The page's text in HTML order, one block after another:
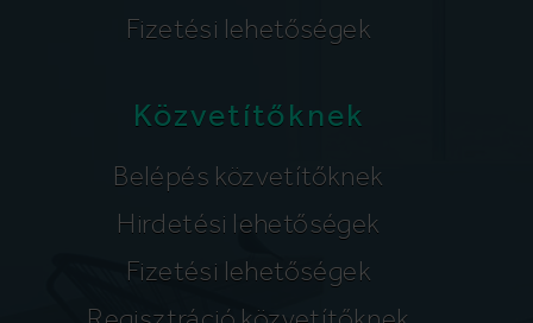
Fizetési lehetőségek
Közvetítőknek
Belépés közvetítőknek
Hirdetési lehetőségek
Fizetési lehetőségek